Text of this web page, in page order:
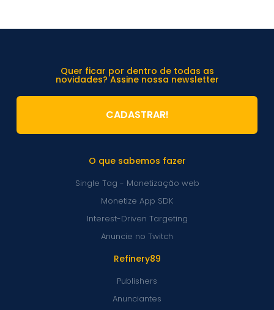
Refinery89
Publishers
Anunciantes
O que sabemos fazer
Single Tag - Monetização web
Monetize App SDK
Interest-Driven Targeting
Anuncie no Twitch
Quer ficar por dentro de todas as
novidades? Assine nossa newsletter
CADASTRAR!